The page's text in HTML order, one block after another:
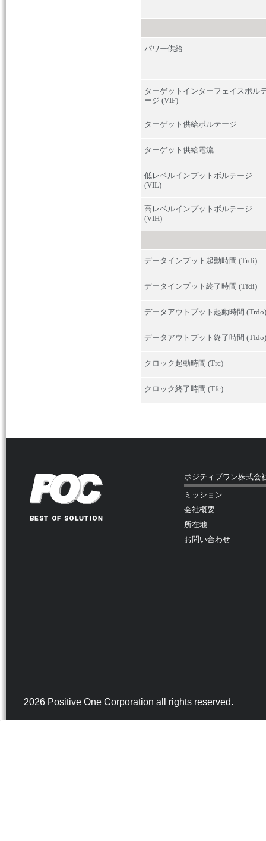
パワー供給
ターゲットインターフェイスボル
ージ (VIF)
ターゲット供給ボルテージ
ターゲット供給電流
低レベルインプットボルテージ
(VIL)
高レベルインプットボルテージ
(VIH)
データインプット起動時間 (Trdi)
データインプット終了時間 (Tfdi)
データアウトプット起動時間 (Trdo)
データアウトプット終了時間 (Tfdo)
クロック起動時間 (Trc)
クロック終了時間 (Tfc)
ポジティブワン株式会
ミッション
会社概要
所在地
お問い合わせ
2026 Positive One Corporation all rights reserved.